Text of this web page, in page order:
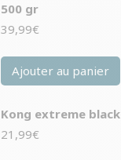
500 gr
39,99€
Ajouter au panier
Kong extreme black
21,99€